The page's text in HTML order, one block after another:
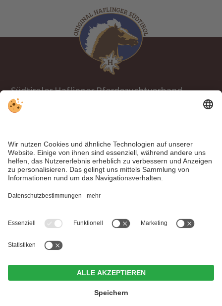
Südtiroler Haflinger Pferdezuchtverband
Tel.
info@haflinger.eu
Hier geht's zur Haflinger World Website!
Datenschutz|Individuelle Cookie-
| MwSt.-Nr. IT00307400218 ©